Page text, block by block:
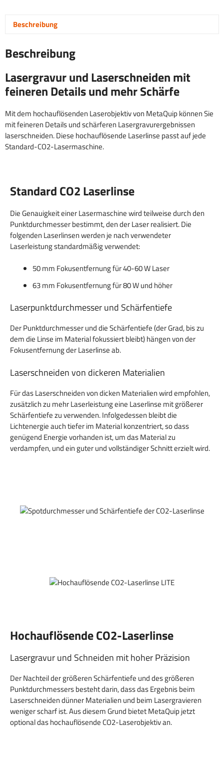
Beschreibung
Beschreibung
Lasergravur und Laserschneiden mit
feineren Details und mehr Schärfe
Mit dem hochauflösenden Laserobjektiv von MetaQuip können Sie
mit feineren Details und schärferen Lasergravurergebnissen
laserschneiden. Diese hochauflösende Laserlinse passt auf jede
Standard-CO2-Lasermaschine.
Standard CO2 Laserlinse
Die Genauigkeit einer Lasermaschine wird teilweise durch den
Punktdurchmesser bestimmt, den der Laser realisiert. Die
folgenden Laserlinsen werden je nach verwendeter
Laserleistung standardmäßig verwendet:
50 mm Fokusentfernung für 40-60 W Laser
63 mm Fokusentfernung für 80 W und höher
Laserpunktdurchmesser und Schärfentiefe
Der Punktdurchmesser und die Schärfentiefe (der Grad, bis zu
dem die Linse im Material fokussiert bleibt) hängen von der
Fokusentfernung der Laserlinse ab.
Laserschneiden von dickeren Materialien
Für das Laserschneiden von dicken Materialien wird empfohlen,
zusätzlich zu mehr Laserleistung eine Laserlinse mit größerer
Schärfentiefe zu verwenden. Infolgedessen bleibt die
Lichtenergie auch tiefer im Material konzentriert, so dass
genügend Energie vorhanden ist, um das Material zu
verdampfen, und ein guter und vollständiger Schnitt erzielt wird.
Hochauflösende CO2-Laserlinse
Lasergravur und Schneiden mit hoher Präzision
Der Nachteil der größeren Schärfentiefe und des größeren
Punktdurchmessers besteht darin, dass das Ergebnis beim
Laserschneiden dünner Materialien und beim Lasergravieren
weniger scharf ist. Aus diesem Grund bietet MetaQuip jetzt
optional das hochauflösende CO2-Laserobjektiv an.